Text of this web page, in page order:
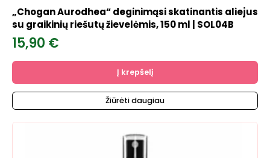
„Chogan Aurodhea“ deginimąsi skatinantis aliejus
su graikinių riešutų žievelėmis, 150 ml | SOL04B
15,90 €
Į krepšelį
Žiūrėti daugiau